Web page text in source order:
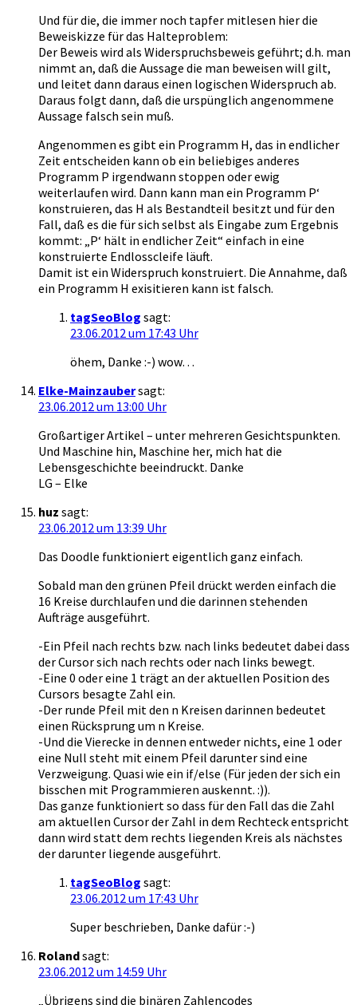
Und für die, die immer noch tapfer mitlesen hier die
Beweiskizze für das Halteproblem:
Der Beweis wird als Widerspruchsbeweis geführt; d.h. man
nimmt an, daß die Aussage die man beweisen will gilt,
und leitet dann daraus einen logischen Widerspruch ab.
Daraus folgt dann, daß die urspünglich angenommene
Aussage falsch sein muß.
Angenommen es gibt ein Programm H, das in endlicher
Zeit entscheiden kann ob ein beliebiges anderes
Programm P irgendwann stoppen oder ewig
weiterlaufen wird. Dann kann man ein Programm P‘
konstruieren, das H als Bestandteil besitzt und für den
Fall, daß es die für sich selbst als Eingabe zum Ergebnis
kommt: „P‘ hält in endlicher Zeit“ einfach in eine
konstruierte Endlosscleife läuft.
Damit ist ein Widerspruch konstruiert. Die Annahme, daß
ein Programm H exisitieren kann ist falsch.
tagSeoBlog sagt:
23.06.2012 um 17:43 Uhr
öhem, Danke :-) wow…
Elke-Mainzaubersagt:
23.06.2012 um 13:00 Uhr
Großartiger Artikel – unter mehreren Gesichtspunkten.
Und Maschine hin, Maschine her, mich hat die
Lebensgeschichte beeindruckt. Danke
LG – Elke
huz sagt:
23.06.2012 um 13:39 Uhr
Das Doodle funktioniert eigentlich ganz einfach.
Sobald man den grünen Pfeil drückt werden einfach die
16 Kreise durchlaufen und die darinnen stehenden
Aufträge ausgeführt.
-Ein Pfeil nach rechts bzw. nach links bedeutet dabei dass
der Cursor sich nach rechts oder nach links bewegt.
-Eine 0 oder eine 1 trägt an der aktuellen Position des
Cursors besagte Zahl ein.
-Der runde Pfeil mit den n Kreisen darinnen bedeutet
einen Rücksprung um n Kreise.
-Und die Vierecke in dennen entweder nichts, eine 1 oder
eine Null steht mit einem Pfeil darunter sind eine
Verzweigung. Quasi wie ein if/else (Für jeden der sich ein
bisschen mit Programmieren auskennt. :)).
Das ganze funktioniert so dass für den Fall das die Zahl
am aktuellen Cursor der Zahl in dem Rechteck entspricht
dann wird statt dem rechts liegenden Kreis als nächstes
der darunter liegende ausgeführt.
tagSeoBlog sagt:
23.06.2012 um 17:43 Uhr
Super beschrieben, Danke dafür :-)
Rolandsagt:
23.06.2012 um 14:59 Uhr
„Übrigens sind die binären Zahlencodes